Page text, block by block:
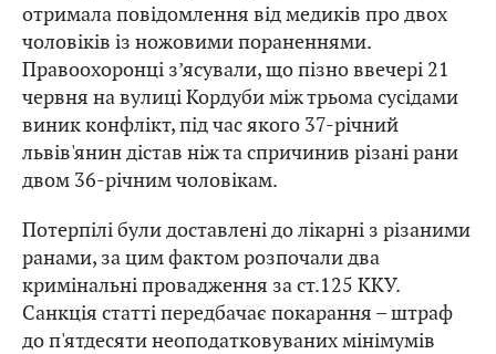
отримала повідомлення від медиків про двох
чоловіків із ножовими пораненнями.
Правоохоронці з’ясували, що пізно ввечері 21
червня на вулиці Кордуби між трьома сусідами
виник конфлікт, під час якого 37-річний
львів'янин дістав ніж та спричинив різані рани
двом 36-річним чоловікам.
Потерпілі були доставлені до лікарні з різаними
ранами, за цим фактом розпочали два
кримінальні провадження за ст.125 ККУ.
Санкція статті передбачає покарання – штраф
до п'ятдесяти неоподатковуваних мінімумів